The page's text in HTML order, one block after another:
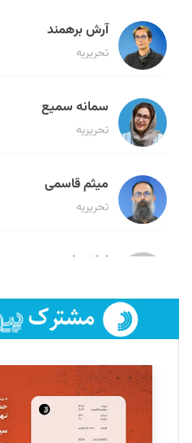
آرش برهمند
تحریریه
سمانه سمیع
تحریریه
میثم قاسمی
تحریریه
لیلا حنارود
فائزه فتحی رستمی
تحریریه
سروش کرمیان
تحریریه